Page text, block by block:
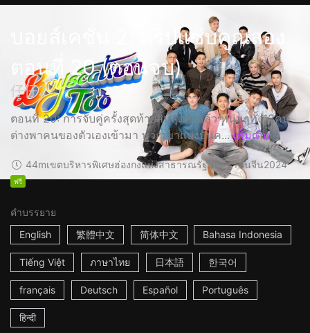
บอยส์เคชั่น 2: ทริปแซ่บคูณสอง
ตอนที่ 20 (ตอนจบ)
仔仔2
ตอนที่ 20: การจับคู่ครั้งสุดท้ายสิ้นสุดลงแล้ว หนุ่มๆทั้ง12คน
ต่างพาคนของตัวเองเข้ามา พวกเขาแบ่งปันค... เพิ่มเติม
44mเขตบริหารพิเศษฮ่องกงแห่งสาธารณรัฐประชาชนจีน2024
ฟรี
คำบรรยาย
English
繁體中文 简体中文 Bahasa Indonesia
Tiếng Việt ภาษาไทย 日本語 한국어
français Deutsch Español Português
हिन्दी